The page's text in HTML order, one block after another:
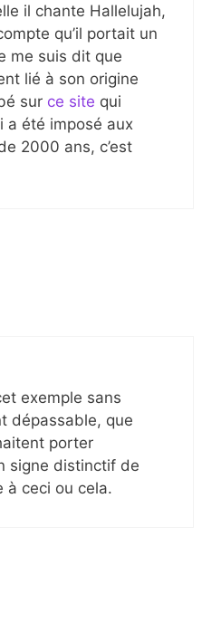
il chante Hallelujah,
qu’il portait un
me suis dit que
lié à son origine
sur ce site qui
a été imposé aux
2000 ans, c’est
exemple sans
dépassable, que
porter
signe distinctif de
à ceci ou cela.